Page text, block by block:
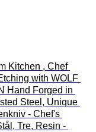
Kitchen , Chef
with WOLF
Hand Forged in
Steel, Unique
- Chef's
Tre, Resin -